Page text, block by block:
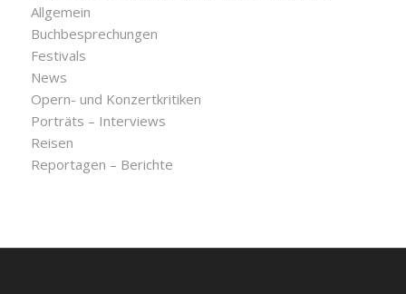
Allgemein
Buchbesprechungen
Festivals
News
Opern- und Konzertkritiken
Porträts – Interviews
Reisen
Reportagen – Berichte